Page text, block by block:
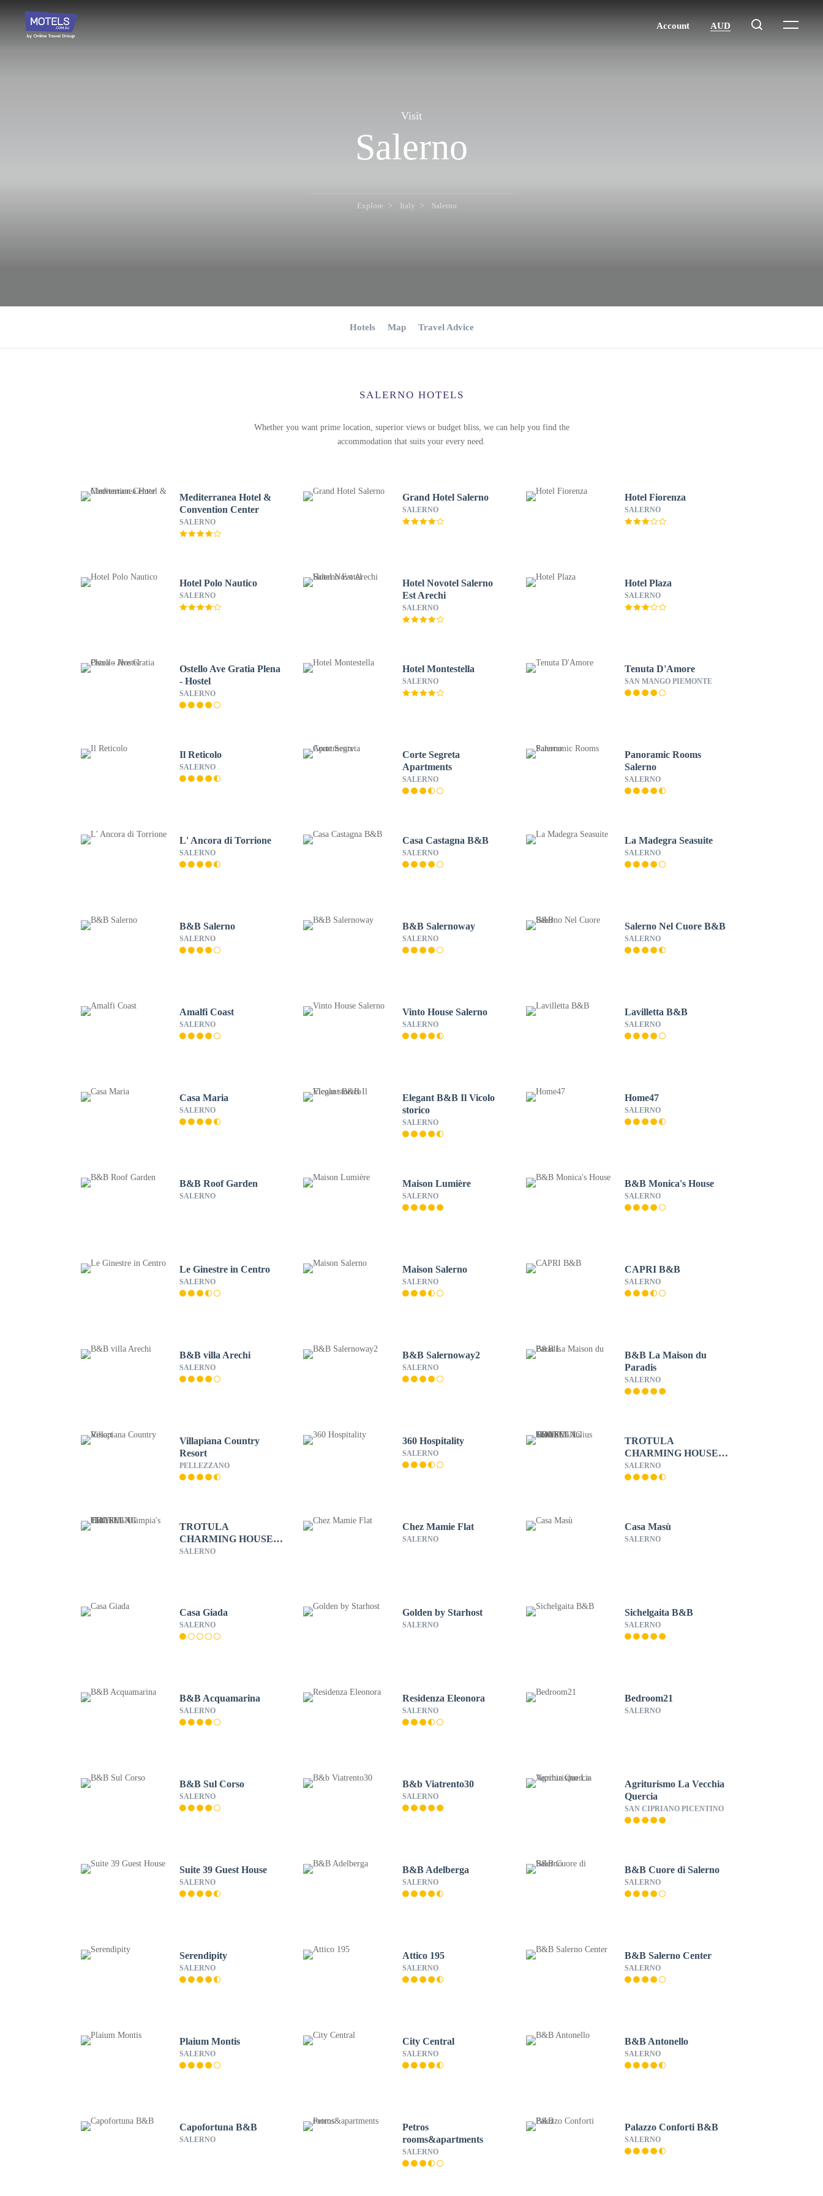
Visit
Salerno
Explore Italy Salerno
Hotels Map Travel Advice
SALERNO HOTELS
Whether you want prime location, superior views or budget bliss, we can help you find the
accommodation that suits your every need.
Mediterranea Hotel &
Convention Center
SALERNO
Grand Hotel Salerno
SALERNO
Hotel Fiorenza
SALERNO
Hotel Polo Nautico
SALERNO
Hotel Novotel Salerno
Est Arechi
SALERNO
Hotel Plaza
SALERNO
Ostello Ave Gratia Plena
- Hostel
SALERNO
Hotel Montestella
SALERNO
Tenuta D'Amore
SAN MANGO PIEMONTE
Il Reticolo
SALERNO
Corte Segreta
Apartments
SALERNO
Panoramic Rooms
Salerno
SALERNO
L' Ancora di Torrione
SALERNO
Casa Castagna B&B
SALERNO
La Madegra Seasuite
SALERNO
B&B Salerno
SALERNO
B&B Salernoway
SALERNO
Salerno Nel Cuore B&B
SALERNO
Amalfi Coast
SALERNO
Vinto House Salerno
SALERNO
Lavilletta B&B
SALERNO
Casa Maria
SALERNO
Elegant B&B Il Vicolo
storico
SALERNO
Home47
SALERNO
B&B Roof Garden
SALERNO
Maison Lumière
SALERNO
B&B Monica's House
SALERNO
Le Ginestre in Centro
SALERNO
Maison Salerno
SALERNO
CAPRI B&B
SALERNO
B&B villa Arechi
SALERNO
B&B Salernoway2
SALERNO
B&B La Maison du
Paradis
SALERNO
Villapiana Country
Resort
PELLEZZANO
360 Hospitality
SALERNO
TROTULA
CHARMING HOUSE -
Julius Studio
SALERNO
TROTULA
CHARMING HOUSE -
Olimpia's Flat
SALERNO
Chez Mamie Flat
SALERNO
Casa Masù
SALERNO
Casa Giada
SALERNO
Golden by Starhost
SALERNO
Sichelgaita B&B
SALERNO
B&B Acquamarina
SALERNO
Residenza Eleonora
SALERNO
Bedroom21
SALERNO
B&B Sul Corso
SALERNO
B&b Viatrento30
SALERNO
Agriturismo La Vecchia
Quercia
SAN CIPRIANO PICENTINO
Suite 39 Guest House
SALERNO
B&B Adelberga
SALERNO
B&B Cuore di Salerno
SALERNO
Serendipity
SALERNO
Attico 195
SALERNO
B&B Salerno Center
SALERNO
Plaium Montis
SALERNO
City Central
SALERNO
B&B Antonello
SALERNO
Capofortuna B&B
SALERNO
Petros
rooms&apartments
SALERNO
Palazzo Conforti B&B
SALERNO